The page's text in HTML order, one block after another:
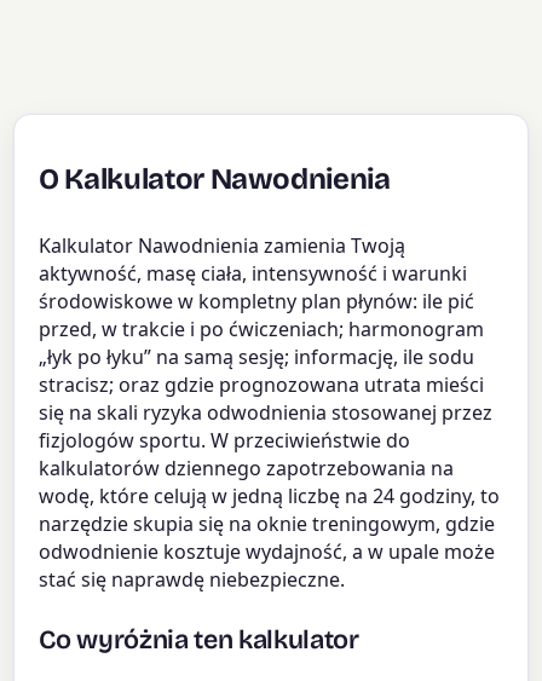
O Kalkulator Nawodnienia
Kalkulator Nawodnienia zamienia Twoją
aktywność, masę ciała, intensywność i warunki
środowiskowe w kompletny plan płynów: ile pić
przed, w trakcie i po ćwiczeniach; harmonogram
„łyk po łyku” na samą sesję; informację, ile sodu
stracisz; oraz gdzie prognozowana utrata mieści
się na skali ryzyka odwodnienia stosowanej przez
fizjologów sportu. W przeciwieństwie do
kalkulatorów dziennego zapotrzebowania na
wodę, które celują w jedną liczbę na 24 godziny, to
narzędzie skupia się na oknie treningowym, gdzie
odwodnienie kosztuje wydajność, a w upale może
stać się naprawdę niebezpieczne.
Co wyróżnia ten kalkulator